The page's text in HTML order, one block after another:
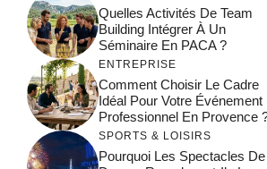
Quelles Activités De Team
Building Intégrer À Un
Séminaire En PACA ?
ENTREPRISE
Comment Choisir Le Cadre
Idéal Pour Votre Événement
Professionnel En Provence
SPORTS & LOISIRS
Pourquoi Les Spectacles De